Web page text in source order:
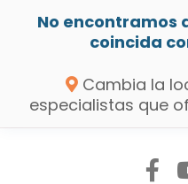
No encontramos
coincida
Cambia la
especialistas que